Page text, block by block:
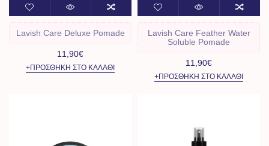
Lavish Care Deluxe Pomade
11,90€
+ΠΡΟΣΘΉΚΗ ΣΤΟ ΚΑΛΆΘΙ
Lavish Care Feather Water
Soluble Pomade
11,90€
+ΠΡΟΣΘΉΚΗ ΣΤΟ ΚΑΛΆΘΙ